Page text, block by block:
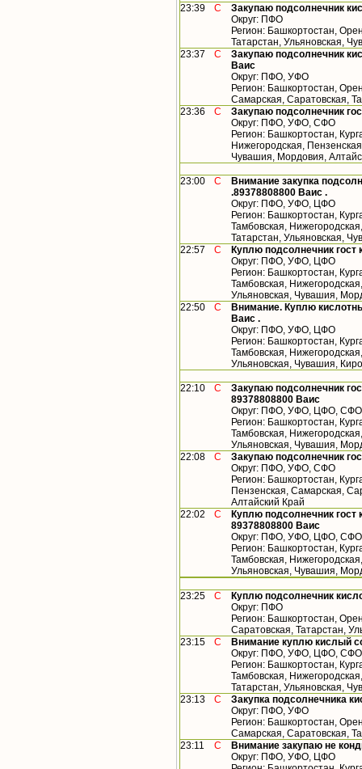
23:39 С
Закупаю подсолнечник
Округ: ПФО
Регион: Башкортостан,
Татарстан, Ульяновская,
23:37
С
Закупаю подсолнечник
Ваис
Округ: ПФО, УФО
Регион: Башкортостан,
Самарская, Саратовская,
23:36
С
Закупаю подсолнечник
Округ: ПФО, УФО, СФО
Регион: Башкортостан,
Нижегородская,
Чувашия, Мордовия,
23:00 С
Внимание закупка
.89378808800 Ваис .
Округ: ПФО, УФО, ЦФО
Регион: Башкортостан,
Тамбовская,
Татарстан, Ульяновская,
22:57
С
Куплю подсолнечник
Округ: ПФО, УФО, ЦФО
Регион: Башкортостан,
Тамбовская,
Ульяновская, Чувашия,
22:50
С
Внимание. Куплю
Ваис .
Округ: ПФО, УФО, ЦФО
Регион: Башкортостан,
Тамбовская,
Ульяновская, Чувашия,
22:10 С
Закупаю подсолнечник
89378808800 Ваис
Округ: ПФО, УФО, ЦФО, СФО
Регион: Башкортостан,
Тамбовская,
Ульяновская, Чувашия,
22:08
С
Закупаю подсолнечник
Округ: ПФО, УФО, СФО
Регион: Башкортостан,
Пензенская, Самарская,
Алтайский Край
22:02
С
Куплю подсолнечник
89378808800 Ваис
Округ: ПФО, УФО, ЦФО, СФО
Регион: Башкортостан,
Тамбовская,
Ульяновская, Чувашия,
23:25 С
Куплю подсолнечник
Округ: ПФО
Регион: Башкортостан,
Саратовская, Татарстан,
23:15
С
Внимание куплю кислый
Округ: ПФО, УФО, ЦФО, СФО
Регион: Башкортостан,
Тамбовская,
Татарстан, Ульяновская,
23:13
С
Закупка подсолнечника
Округ: ПФО, УФО
Регион: Башкортостан,
Самарская, Саратовская,
23:11
С
Внимание закупаю не
Округ: ПФО, УФО, ЦФО